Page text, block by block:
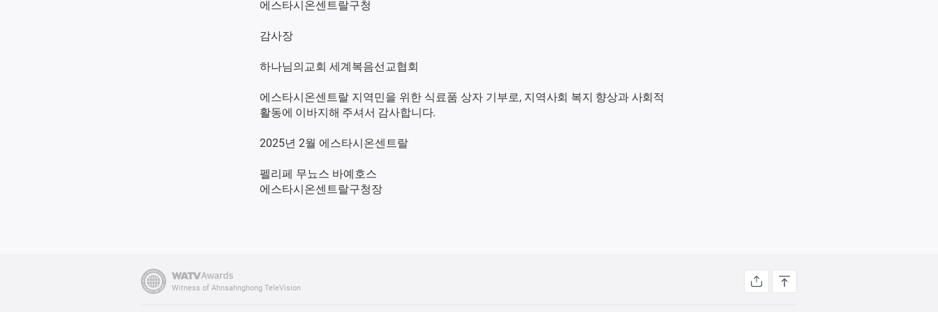
에스타시온센트랄구청
감사장
하나님의교회 세계복음선교협회
에스타시온센트랄 지역민을 위한 식료품 상자 기부로, 지역사회 복지 향상과 사회적
활동에 이바지해 주셔서 감사합니다.
2025년 2월 에스타시온센트랄
펠리페 무뇨스 바예호스
에스타시온센트랄구청장
Witness of Ahnsahnghong TeleVision